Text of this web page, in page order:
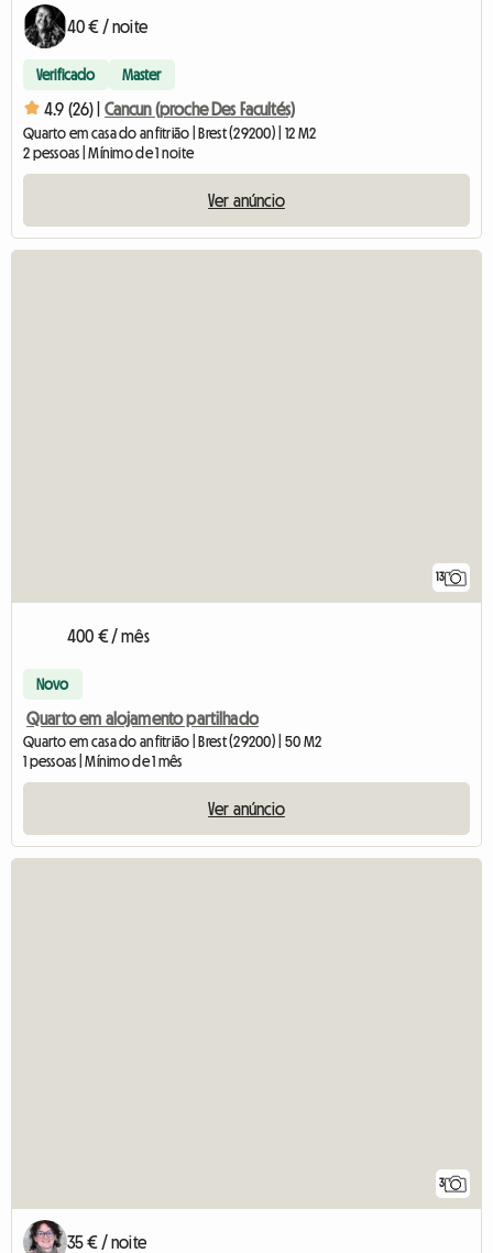
40 € / noite
Verificado Master
4.9 (26) | Cancun (proche Des Facultés)
Quarto em casa do anfitrião | Brest (29200) | 12 M2
2 pessoas | Mínimo de 1 noite
Ver anúncio
13
400 € / mês
Novo
Quarto em alojamento partilhado
Quarto em casa do anfitrião | Brest (29200) | 50 M2
1 pessoas | Mínimo de 1 mês
Ver anúncio
3
35 € / noite